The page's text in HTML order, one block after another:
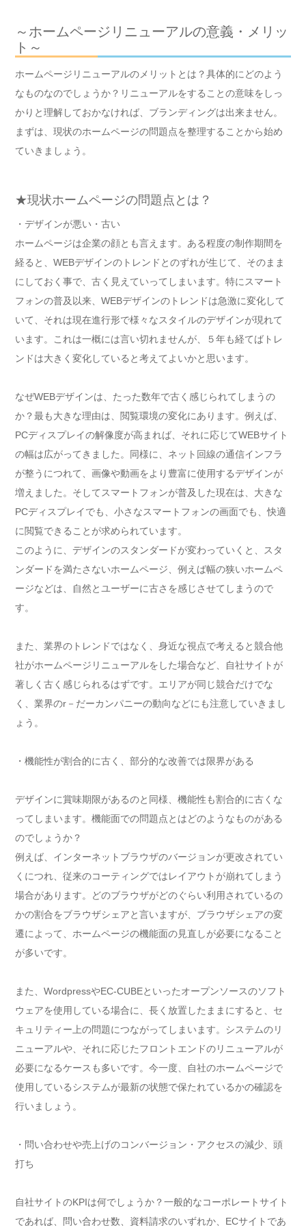
～ホームページリニューアルの意義・メリッ
ト～
ホームページリニューアルのメリットとは？具体的にどのよう
なものなのでしょうか？リニューアルをすることの意味をしっ
かりと理解しておかなければ、ブランディングは出来ません。
まずは、現状のホームページの問題点を整理することから始め
ていきましょう。
★現状ホームページの問題点とは？
・デザインが悪い・古い
ホームページは企業の顔とも言えます。ある程度の制作期間を
経ると、WEBデザインのトレンドとのずれが生じて、そのまま
にしておく事で、古く見えていってしまいます。特にスマート
フォンの普及以来、WEBデザインのトレンドは急激に変化して
いて、それは現在進行形で様々なスタイルのデザインが現れて
います。これは一概には言い切れませんが、５年も経てばトレ
ンドは大きく変化していると考えてよいかと思います。
なぜWEBデザインは、たった数年で古く感じられてしまうの
か？最も大きな理由は、閲覧環境の変化にあります。例えば、
PCディスプレイの解像度が高まれば、それに応じてWEBサイト
の幅は広がってきました。同様に、ネット回線の通信インフラ
が整うにつれて、画像や動画をより豊富に使用するデザインが
増えました。そしてスマートフォンが普及した現在は、大きな
PCディスプレイでも、小さなスマートフォンの画面でも、快適
に閲覧できることが求められています。
このように、デザインのスタンダードが変わっていくと、スタ
ンダードを満たさないホームページ、例えば幅の狭いホームペ
ージなどは、自然とユーザーに古さを感じさせてしまうので
す。
また、業界のトレンドではなく、身近な視点で考えると競合他
社がホームページリニューアルをした場合など、自社サイトが
著しく古く感じられるはずです。エリアが同じ競合だけでな
く、業界のr－だーカンパニーの動向などにも注意していきまし
ょう。
・機能性が割合的に古く、部分的な改善では限界がある
デザインに賞味期限があるのと同様、機能性も割合的に古くな
ってしまいます。機能面での問題点とはどのようなものがある
のでしょうか？
例えば、インターネットブラウザのバージョンが更改されてい
くにつれ、従来のコーティングではレイアウトが崩れてしまう
場合があります。どのブラウザがどのぐらい利用されているの
かの割合をブラウザシェアと言いますが、ブラウザシェアの変
遷によって、ホームページの機能面の見直しが必要になること
が多いです。
また、WordpressやEC-CUBEといったオープンソースのソフト
ウェアを使用している場合に、長く放置したままにすると、セ
キュリティー上の問題につながってしまいます。システムのリ
ニューアルや、それに応じたフロントエンドのリニューアルが
必要になるケースも多いです。今一度、自社のホームページで
使用しているシステムが最新の状態で保たれているかの確認を
行いましょう。
・問い合わせや売上げのコンバージョン・アクセスの減少、頭
打ち
自社サイトのKPIは何でしょうか？一般的なコーポレートサイト
であれば、問い合わせ数、資料請求のいずれか、ECサイトであ